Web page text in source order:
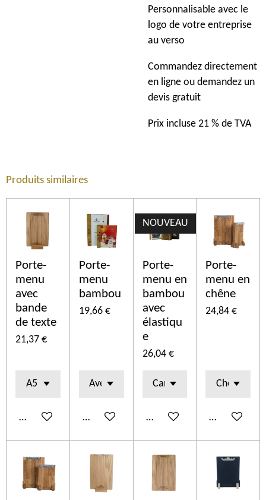
Personnalisable avec le
logo de votre entreprise
au verso
Commandez directement
en ligne ou demandez un
devis gratuit
Prix incluse 21 % de TVA
Produits similaires
Porte-
menu
avec
bande
de texte
21,37 €
Ajouter au panier
Porte-
menu
bambou
19,66 €
Ajouter au panier
NOUVEAU
Porte-
menu en
bambou
avec
élastiqu
e
26,04 €
Ajouter au panier
Porte-
menu en
chêne
24,84 €
Ajouter au